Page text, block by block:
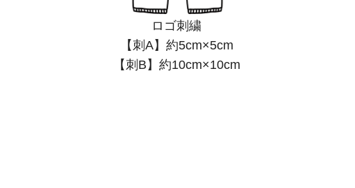
ロゴ刺繍
【刺A】約5cm×5cm
【刺B】約10cm×10cm